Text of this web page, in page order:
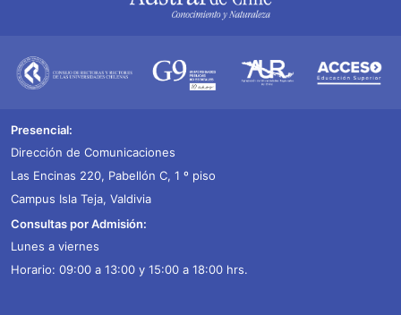
Presencial:
Dirección de Comunicaciones
Las Encinas 220, Pabellón C, 1 º piso
Campus Isla Teja, Valdivia
Consultas por Admisión:
Lunes a viernes
Horario: 09:00 a 13:00 y 15:00 a 18:00 hrs.